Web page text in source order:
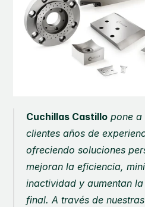
Cuchillas Castillo pone a
clientes años de
ofreciendo soluciones
mejoran la eficiencia,
inactividad y aumentan
final. A través de